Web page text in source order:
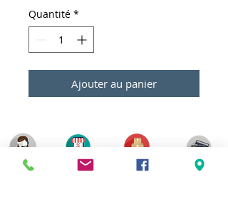
Quantité *
Ajouter au panier
Service client
Paiement sécurisé
Click & Collect 2H
Livraison gratuite